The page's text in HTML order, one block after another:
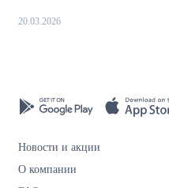
20.03.2026
Новости и акции
О компании